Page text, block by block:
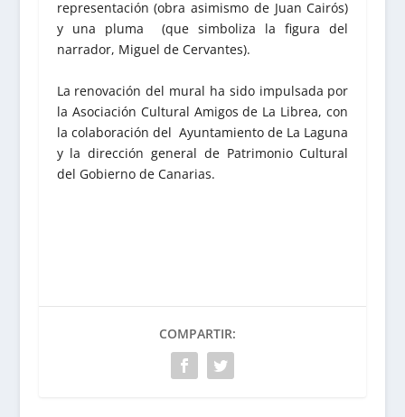
representación (obra asimismo de Juan Cairós)
y una pluma (que simboliza la figura del
narrador, Miguel de Cervantes).
La renovación del mural ha sido impulsada por
la Asociación Cultural Amigos de La Librea, con
la colaboración del Ayuntamiento de La Laguna
y la dirección general de Patrimonio Cultural
del Gobierno de Canarias.
COMPARTIR: